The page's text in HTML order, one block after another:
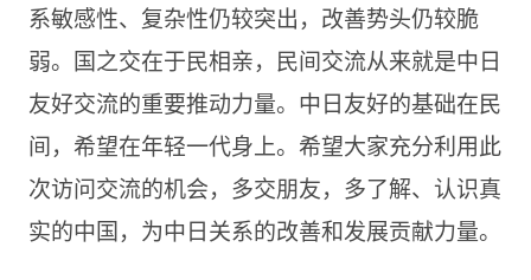
系敏感性、复杂性仍较突出，改善势头仍较脆
弱。国之交在于民相亲，民间交流从来就是中日
友好交流的重要推动力量。中日友好的基础在民
间，希望在年轻一代身上。希望大家充分利用此
次访问交流的机会，多交朋友，多了解、认识真
实的中国，为中日关系的改善和发展贡献力量。